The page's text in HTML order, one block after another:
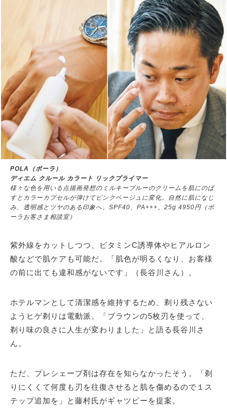
POLA（ポーラ）
ディエム クルール カラート リックプライマー
様々な色を用いる点描画発想のミルキーブルーのクリームを肌にのば
すとカラーカプセルが弾けてピンクベージュに変化。自然に肌になじ
み、透明感とツヤのある印象へ。SPF40、PA+++。25g 4950円（ポ
ーラお客さま相談室）
紫外線をカットしつつ、ビタミンC誘導体やヒアルロン
酸などで肌ケアも可能だ。「肌色が明るくなり、お客様
の前に出ても違和感がないです」（長谷川さん）。
ホテルマンとして清潔感を維持するため、剃り残さない
ようヒゲ剃りは電動派。「ブラウンの5枚刃を使って、
剃り味の良さに人生が変わりました」と語る長谷川さ
ん。
ただ、プレシェーブ剤は存在を知らなかったそう。「剃
りにくくて何度も刃を往復させると肌を傷めるので１ス
テップ追加を」と藤村氏がギャツビーを提案。